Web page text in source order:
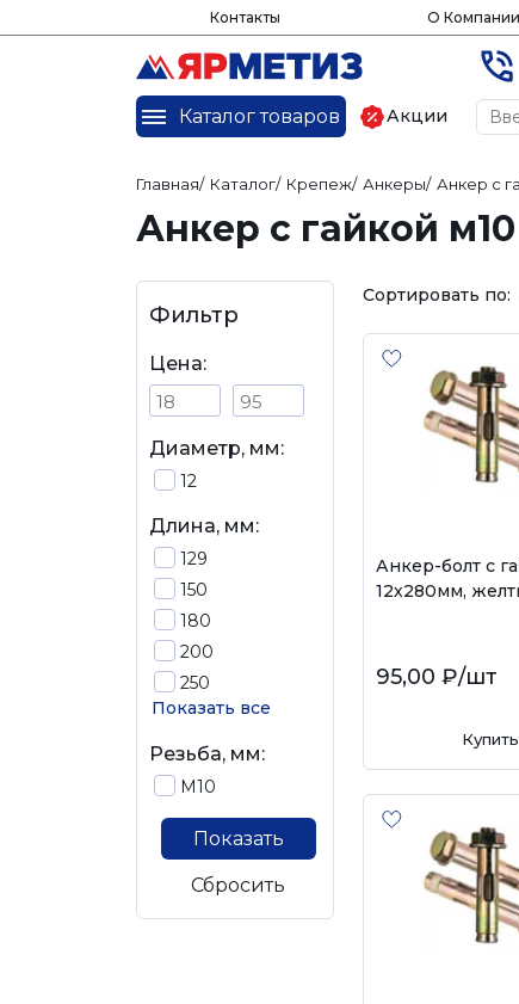
Контакты О Компании
Каталог товаров Акции
Главная/ Каталог/ Крепеж/ Анкеры/ Анкер с
Анкер с гайкой м10
Фильтр
Цена:
Диаметр, мм:
12
Длина, мм:
129
150
180
200
250
Показать все
Резьба, мм:
М10
Показать
Сбросить
Сортировать по:
Анкер-болт с
12х280мм,
95,00 ₽/шт
Купить